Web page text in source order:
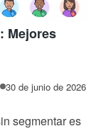
Mejores
30 de junio de 2026
segmentar es